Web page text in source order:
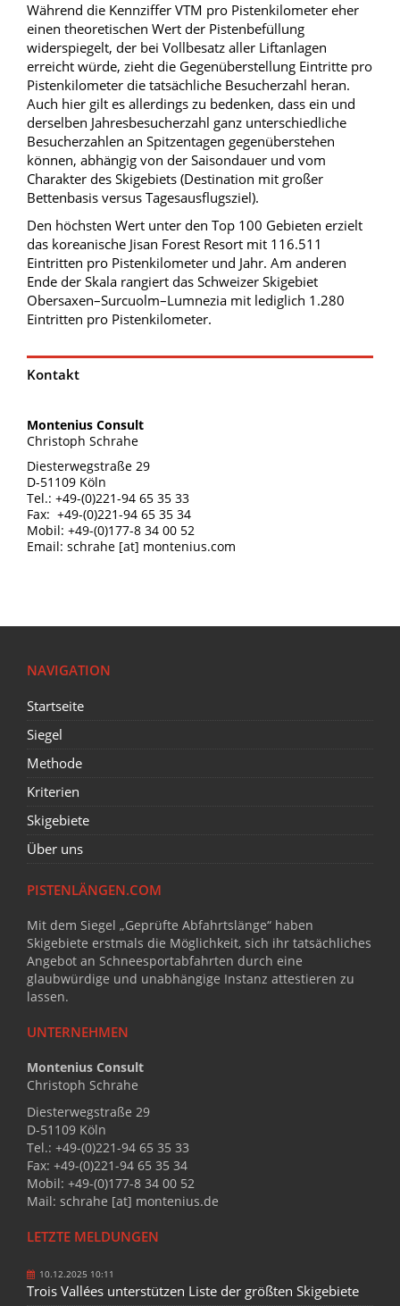
Während die Kennziffer VTM pro Pistenkilometer eher
einen theoretischen Wert der Pistenbefüllung
widerspiegelt, der bei Vollbesatz aller Liftanlagen
erreicht würde, zieht die Gegenüberstellung Eintritte pro
Pistenkilometer die tatsächliche Besucherzahl heran.
Auch hier gilt es allerdings zu bedenken, dass ein und
derselben Jahresbesucherzahl ganz unterschiedliche
Besucherzahlen an Spitzentagen gegenüberstehen
können, abhängig von der Saisondauer und vom
Charakter des Skigebiets (Destination mit großer
Bettenbasis versus Tagesausflugsziel).
Den höchsten Wert unter den Top 100 Gebieten erzielt
das koreanische Jisan Forest Resort mit 116.511
Eintritten pro Pistenkilometer und Jahr. Am anderen
Ende der Skala rangiert das Schweizer Skigebiet
Obersaxen–Surcuolm–Lumnezia mit lediglich 1.280
Eintritten pro Pistenkilometer.
Kontakt
Montenius Consult
Christoph Schrahe
Diesterwegstraße 29
D-51109 Köln
Tel.: +49-(0)221-94 65 35 33
Fax: +49-(0)221-94 65 35 34
Mobil: +49-(0)177-8 34 00 52
Email: schrahe [at] montenius.com
NAVIGATION
Startseite
Siegel
Methode
Kriterien
Skigebiete
Über uns
PISTENLÄNGEN.COM
Mit dem Siegel „Geprüfte Abfahrtslänge“ haben
Skigebiete erstmals die Möglichkeit, sich ihr tatsächliches
Angebot an Schneesportabfahrten durch eine
glaubwürdige und unabhängige Instanz attestieren zu
lassen.
UNTERNEHMEN
Montenius Consult
Christoph Schrahe
Diesterwegstraße 29
D-51109 Köln
Tel.: +49-(0)221-94 65 35 33
Fax: +49-(0)221-94 65 35 34
Mobil: +49-(0)177-8 34 00 52
Mail: schrahe [at] montenius.de
LETZTE MELDUNGEN
10.12.2025 10:11
Trois Vallées unterstützen Liste der größten Skigebiete